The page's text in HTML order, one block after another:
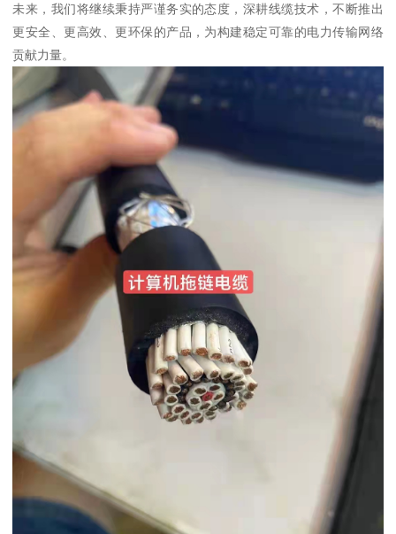
未来，我们将继续秉持严谨务实的态度，深耕线缆技术，不断推出
更安全、更高效、更环保的产品，为构建稳定可靠的电力传输网络
贡献力量。